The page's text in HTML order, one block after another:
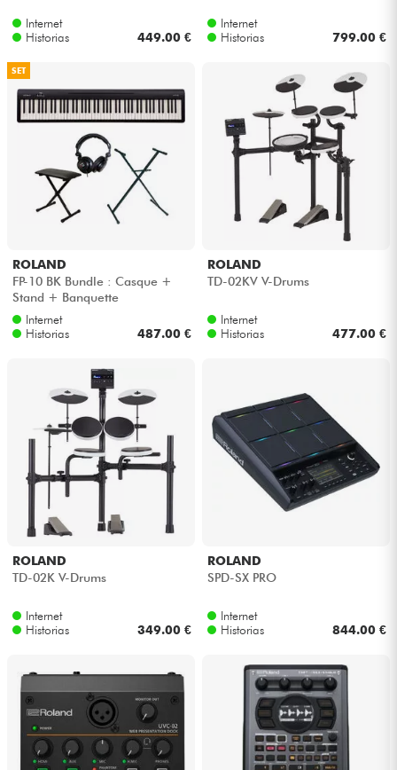
Internet
Historias
449.00 €
Internet
Historias
799.00 €
SET
ROLAND
FP-10 BK Bundle : Casque +
Stand + Banquette
Internet
Historias
487.00 €
ROLAND
TD-02KV V-Drums
Internet
Historias
477.00 €
ROLAND
TD-02K V-Drums
Internet
Historias
349.00 €
ROLAND
SPD-SX PRO
Internet
Historias
844.00 €